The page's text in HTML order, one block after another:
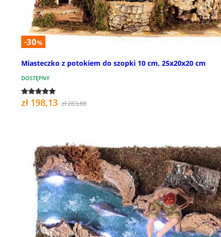
-30%
Miasteczko z potokiem do szopki 10 cm, 25x20x20 cm
DOSTĘPNY
zł 198,13 zł 283,88